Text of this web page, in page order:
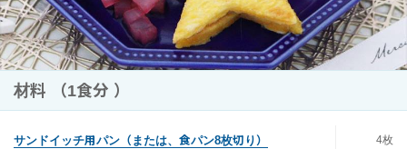
材料 （1食分 ）
サンドイッチ用パン（または、食パン8枚切り） 4枚